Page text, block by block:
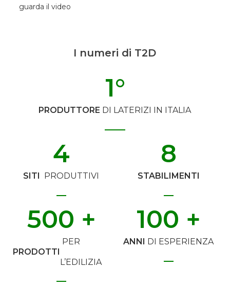
guarda il video
I numeri di T2D
PRODUTTORE DI LATERIZI IN ITALIA
1°
SITI PRODUTTIVI
4
STABILIMENTI
8
PRODOTTI
PER
L’EDILIZIA
500 +
ANNI DI ESPERIENZA
100 +